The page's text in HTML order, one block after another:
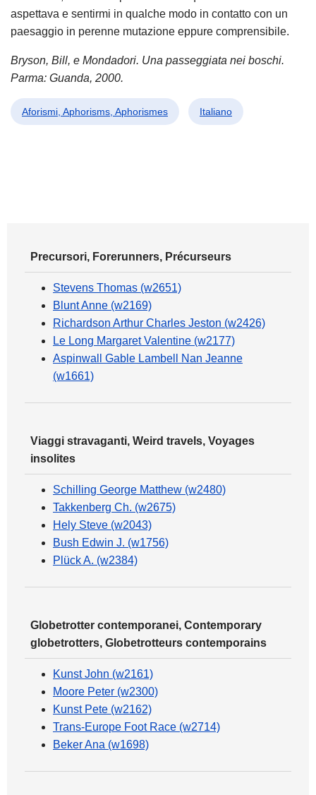
aspettava e sentirmi in qualche modo in contatto con un
paesaggio in perenne mutazione eppure comprensibile.
Bryson, Bill, e Mondadori. Una passeggiata nei boschi.
Parma: Guanda, 2000.
Aforismi, Aphorisms, Aphorismes Italiano
Precursori, Forerunners, Précurseurs
Stevens Thomas (w2651)
Blunt Anne (w2169)
Richardson Arthur Charles Jeston (w2426)
Le Long Margaret Valentine (w2177)
Aspinwall Gable Lambell Nan Jeanne
(w1661)
Viaggi stravaganti, Weird travels, Voyages
insolites
Schilling George Matthew (w2480)
Takkenberg Ch. (w2675)
Hely Steve (w2043)
Bush Edwin J. (w1756)
Plück A. (w2384)
Globetrotter contemporanei, Contemporary
globetrotters, Globetrotteurs contemporains
Kunst John (w2161)
Moore Peter (w2300)
Kunst Pete (w2162)
Trans-Europe Foot Race (w2714)
Beker Ana (w1698)